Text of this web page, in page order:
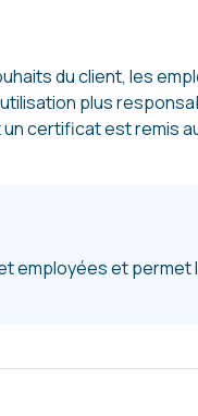
du client, les
plus
certificat est remis
et permet